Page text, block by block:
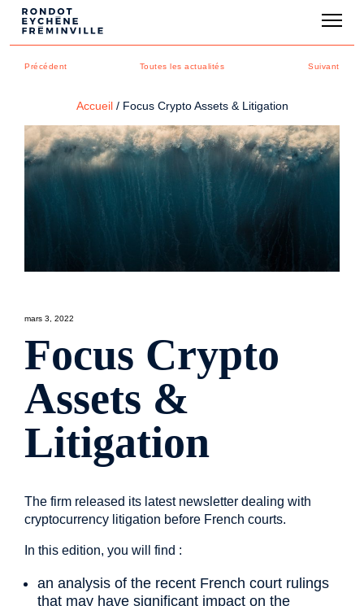
Précédent Toutes les actualités Suivant
Accueil/ Focus Crypto Assets & Litigation
mars 3, 2022
Focus Crypto
Assets &
Litigation
The firm released its latest newsletter dealing with
cryptocurrency litigation before French courts.
In this edition, you will find :
an analysis of the recent French court rulings
that may have significant impact on the